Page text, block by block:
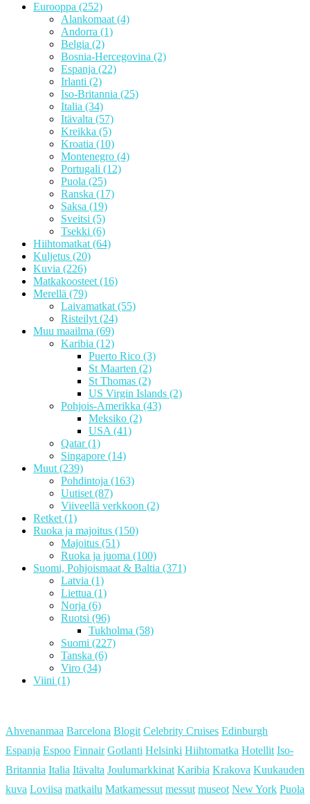
Eurooppa (252)
Alankomaat (4)
Andorra (1)
Belgia (2)
Bosnia-Hercegovina (2)
Espanja (22)
Irlanti (2)
Iso-Britannia (25)
Italia (34)
Itävalta (57)
Kreikka (5)
Kroatia (10)
Montenegro (4)
Portugali (12)
Puola (25)
Ranska (17)
Saksa (19)
Sveitsi (5)
Tsekki (6)
Hiihtomatkat (64)
Kuljetus (20)
Kuvia (226)
Matkakoosteet (16)
Merellä (79)
Laivamatkat (55)
Risteilyt (24)
Muu maailma (69)
Karibia (12)
Puerto Rico (3)
St Maarten (2)
St Thomas (2)
US Virgin Islands (2)
Pohjois-Amerikka (43)
Meksiko (2)
USA (41)
Qatar(1)
Singapore (14)
Muut (239)
Pohdintoja (163)
Uutiset (87)
Viiveellä verkkoon (2)
Retket (1)
Ruoka ja majoitus (150)
Majoitus (51)
Ruoka ja juoma (100)
Suomi, Pohjoismaat & Baltia (371)
Latvia (1)
Liettua (1)
Norja (6)
Ruotsi (96)
Tukholma (58)
Suomi (227)
Tanska (6)
Viro (34)
Viini (1)
Ahvenanmaa Barcelona Blogit Celebrity Cruises Edinburgh
Espanja Espoo Finnair Gotlanti Helsinki Hiihtomatka Hotellit Iso-
Britannia Italia Itävalta Joulumarkkinat Karibia Krakova Kuukauden
kuva Loviisa matkailu Matkamessut messut museot New York Puola